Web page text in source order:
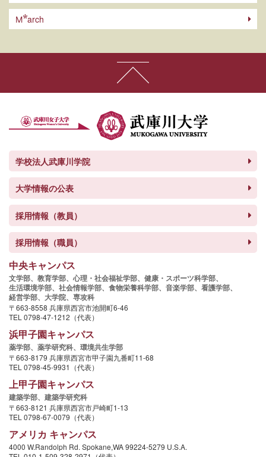
M arch
学校法人武庫川学院
大学情報の公表
採用情報（教員）
採用情報（職員）
中央キャンパス
文学部、 教育学部、 心理・社会福祉学部、 健康・スポーツ科学部、
生活環境学部、 社会情報学部、 食物栄養科学部、 音楽学部、 看護学部、
経営学部、 大学院、 専攻科
〒663-8558 兵庫県西宮市池開町6-46
TEL 0798-47-1212（代表）
浜甲子園キャンパス
薬学部、 薬学研究科、 環境共生学部
〒663-8179 兵庫県西宮市甲子園九番町11-68
TEL 0798-45-9931（代表）
上甲子園キャンパス
建築学部、 建築学研究科
〒663-8121 兵庫県西宮市戸崎町1-13
TEL 0798-67-0079（代表）
アメリカ キャンパス
4000 W.Randolph Rd. Spokane,WA 99224-5279 U.S.A.